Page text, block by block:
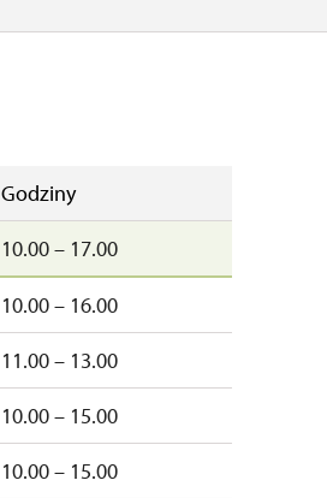
Godziny
10.00 – 17.00
10.00 – 16.00
11.00 – 13.00
10.00 – 15.00
10.00 – 15.00